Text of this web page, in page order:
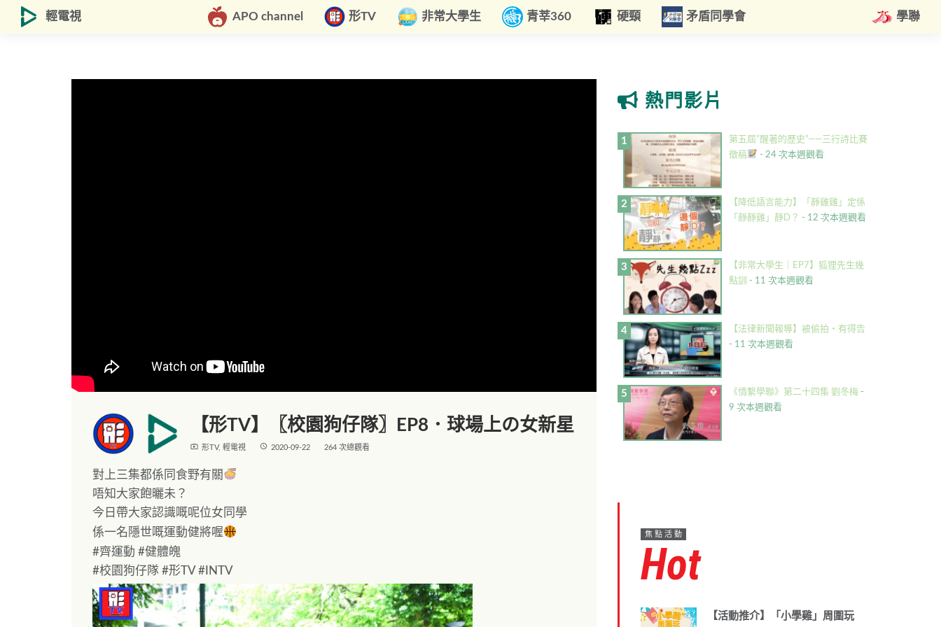
輕電視 APO channel 形TV 非常大學生 青莘360 硬頸 矛盾同學會 學聯
【形TV】〖校園狗仔隊〗EP8．球場上の女新星
live_tv 形TV, 輕電視 access_time 2020-09-22 264 次總觀看
對上三集都係同食野有關
唔知大家飽曬未？
今日帶大家認識嘅呢位女同學
係一名隱世嘅運動健將喔
#齊運動 #健體魄
#校園狗仔隊 #形TV #INTV
熱門影片
第五屆”醒著的歷史”——三行詩比賽
徵稿
- 24 次本週觀看
【降低語言能力】「靜雞雞」定係
「靜靜雞」靜D？ - 12 次本週觀看
【非常大學生｜EP7】狐狸先生幾
點訓 - 11 次本週觀看
【法律新聞報導】被偷拍・有得告
- 11 次本週觀看
《情繫學聯》第二十四集 劉冬梅 -
9 次本週觀看
焦點活動
Hot
【活動推介】「小學雞」周圍玩